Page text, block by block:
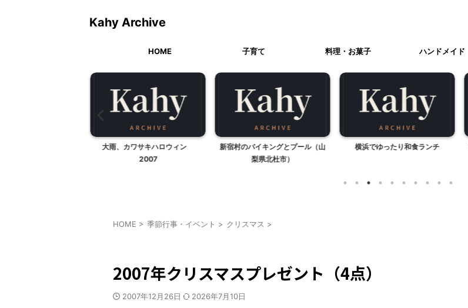
Kahy Archive
HOME 子育て 料理・お菓子 ハンドメイド
大雨、カワサキハロウィン
2007
新宿村のバイキングとプール（山
梨県北杜市）
横浜でゆったり和食ランチ
HOME > 季節行事・イベント > クリスマス >
2007年クリスマスプレゼント（4点）
2007年12月26日 2026年7月10日